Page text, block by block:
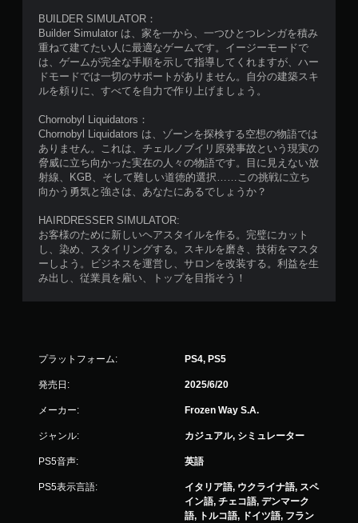
BUILDER SIMULATOR：
Builder Simulator は、家を一から、一つひとつレンガを積み
重ねて建てたい人に最適なゲームです。イージーモードで
は、ゲームが完全な手順を示して指導してくれますが、ハー
ドモードでは一切のサポートがありません。自分の建築スキ
ルを頼りに、すべてを自力で作り上げましょう。
Chornobyl Liquidators：
Chornobyl Liquidators は、ゾーンを探検する空想の物語では
ありません。これは、チェルノブイリ原発事故という現実の
脅威に立ち向かった実在の人々の物語です。目に見えない放
射線、KGB、そして難しい道徳的選択……この挑戦に立ち
向かう勇気と強さは、あなたにあるでしょうか？
HAIRDRESSER SIMULATOR:
お客様のために新しいヘアスタイルを作る。完璧にカット
し、染め、スタイリングする。スキルを磨き、技術をマスタ
ーしよう。ビジネスを運営し、サロンを改装する。利益を生
み出し、従業員を雇い、トップを目指そう！
プラットフォーム: PS4, PS5
発売日: 2025/6/20
メーカー: Frozen Way S.A.
ジャンル: カジュアル, シミュレーター
PS5音声: 英語
PS5表示言語:
イタリア語, ウクライナ語, スペ
イン語, チェコ語, デンマーク
語, トルコ語, ドイツ語, フラン